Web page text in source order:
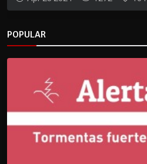
POPULAR